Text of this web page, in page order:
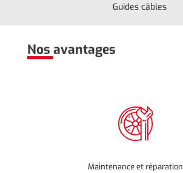
Guides câbles
Nos avantages
Maintenance et réparation